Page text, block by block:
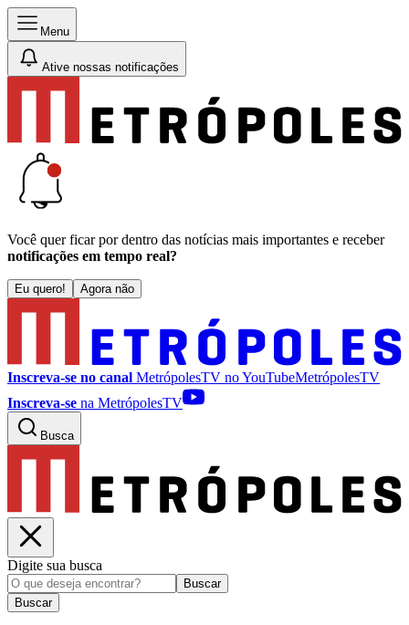
Menu
Ative nossas notificações
Você quer ficar por dentro das notícias mais importantes e receber
notificações em tempo real?
Eu quero! Agora não
Inscreva-se no canal MetrópolesTV noYouTubeMetrópolesTV
Inscreva-se na MetrópolesTV
Busca
Digite sua busca
Buscar
Buscar